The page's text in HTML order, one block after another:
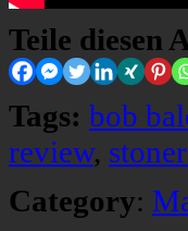
Teile diesen
Tags: bob
review,
Category: